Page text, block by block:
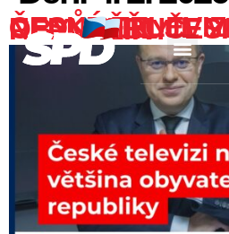
content
ČESKÉ TELEVIZI NEDŮVĚŘUJE VĚTŠINA OBYVATEL ČESKÉ REPUBLIKY